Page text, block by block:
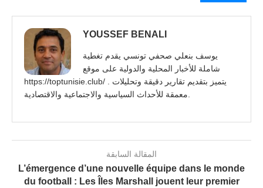
YOUSSEF BENALI
يوسف بنعلي صحفي تونسي يقدم تغطية
شاملة للأخبار المحلية والدولية على موقع
https://toptunisie.club/ . يتميز بتقديم تقارير دقيقة وتحليلات
المقالة السابقة
L’émergence d’une nouvelle équipe dans le monde
du football : Les Îles Marshall jouent leur premier